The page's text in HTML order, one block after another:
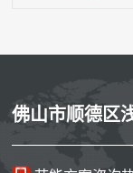
佛山市顺德区